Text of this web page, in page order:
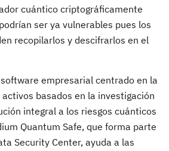
cuántico criptográficamente
ser ya vulnerables pues los
recopilarlos y descifrarlos en el
empresarial centrado en la
basados en la investigación
integral a los riesgos cuánticos
Quantum Safe, que forma parte
Security Center, ayuda a las